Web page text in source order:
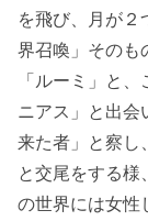
を飛び、月が
界召喚」そのも
「ルーミ」と
ニアス」と出会
来た者」と察し
と交尾をする様
の世界には女性